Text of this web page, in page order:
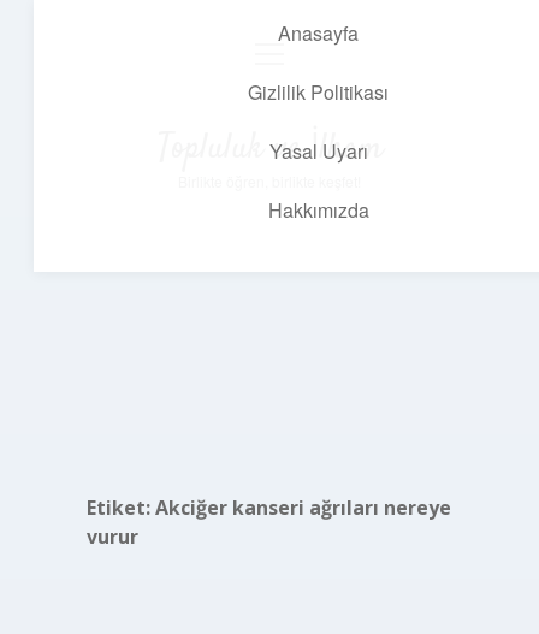
Anasayfa
Gizlilik Politikası
Yasal Uyarı
Hakkımızda
Topluluk ve İlham
Etiket:Akciğer kanseri ağrıları nereye
vurur